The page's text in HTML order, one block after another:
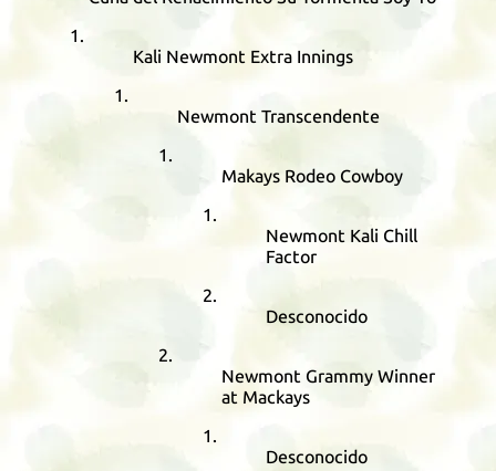
Kali Newmont Extra Innings
Newmont Transcendente
Makays Rodeo Cowboy
Newmont Kali Chill
Factor
Desconocido
Newmont Grammy Winner
at Mackays
Desconocido